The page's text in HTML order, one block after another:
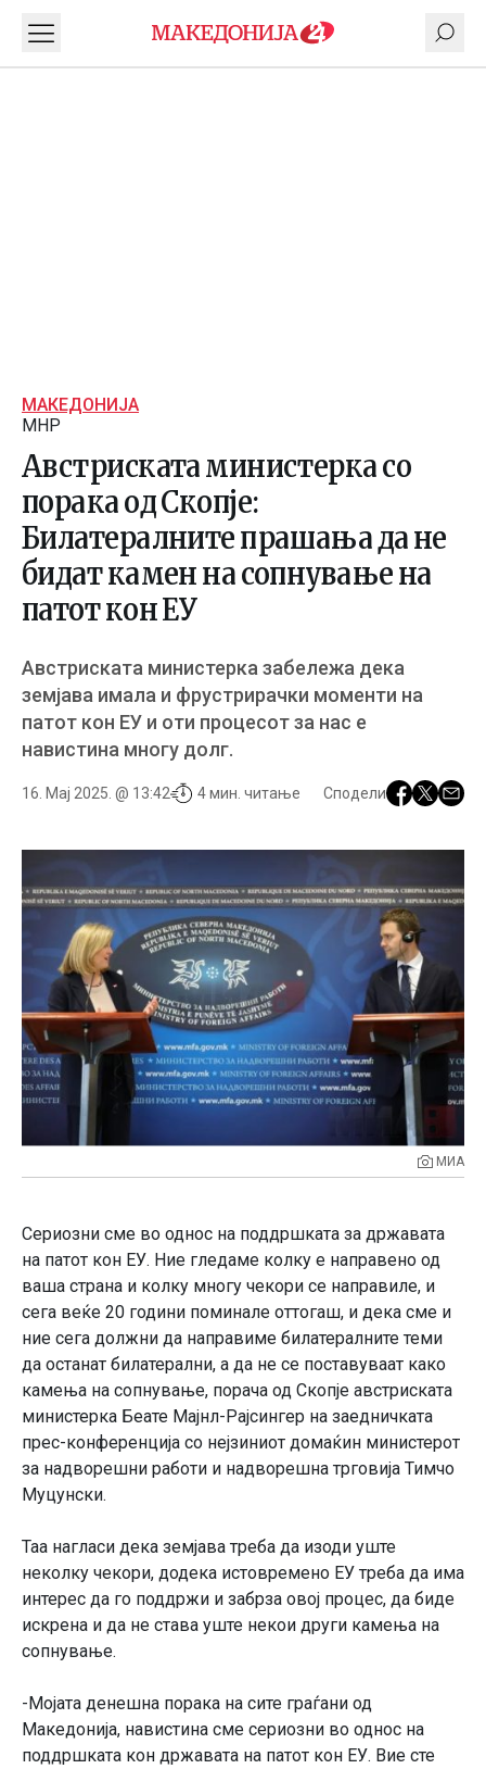
МАКЕДОНИЈА
МНР
Австриската министерка со
порака од Скопје:
Билатералните прашања да не
бидат камен на сопнување на
патот кон ЕУ
Австриската министерка забележа дека
земјава имала и фрустрирачки моменти на
патот кон ЕУ и оти процесот за нас е
навистина многу долг.
16. Мај 2025. @ 13:42 4 мин. читање Сподели
МИА
Сериозни сме во однос на поддршката за државата
на патот кон ЕУ. Ние гледаме колку е направено од
ваша страна и колку многу чекори се направиле, и
сега веќе 20 години поминале оттогаш, и дека сме и
ние сега должни да направиме билатералните теми
да останат билатерални, а да не се поставуваат како
камења на сопнување, порача од Скопје австриската
министерка Беате Мајнл-Рајсингер на заедничката
прес-конференција со нејзиниот домаќин министерот
за надворешни работи и надворешна трговија Тимчо
Муцунски.
Таа нагласи дека земјава треба да изоди уште
неколку чекори, додека истовремено ЕУ треба да има
интерес да го поддржи и забрза овој процес, да биде
искрена и да не става уште некои други камења на
сопнување.
-Мојата денешна порака на сите граѓани од
Македонија, навистина сме сериозни во однос на
поддршката кон државата на патот кон ЕУ. Вие сте